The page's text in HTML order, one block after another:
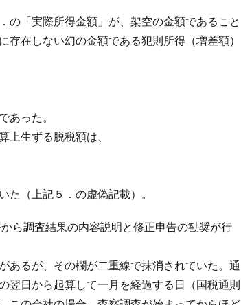
の「実際所得金額」が、架空の金額であること
在しない幻の金額である犯則所得（増差額）
あった。
生ずる脱税額は、
た（上記５．の虚偽記載）。
ら調査結果の内容説明と修正申告の勧奨が行
るが、その欄が二重線で抹消されていた。通
翌日から起算して一月を経過する日（国税通則